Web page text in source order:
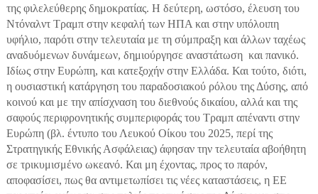
της φιλελεύθερης δημοκρατίας. Η δεύτερη, ωστόσο, έλευση του
Ντόναλντ Τραμπ στην κεφαλή των ΗΠΑ και στην υπόλοιπη
υφήλιο, παρότι στην τελευταία με τη σύμπραξη και άλλων ταχέως
αναδυόμενων δυνάμεων, δημιούργησε αναστάτωση και πανικό.
Ιδίως στην Ευρώπη, και κατεξοχήν στην Ελλάδα. Και τούτο, διότι,
η ουσιαστική κατάργηση του παραδοσιακού ρόλου της Δύσης, από
κοινού και με την απίσχναση του διεθνούς δικαίου, αλλά και της
σαφούς περιφρονητικής συμπεριφοράς του Τραμπ απέναντι στην
Ευρώπη (βλ. έντυπο του Λευκού Οίκου του 2025, περί της
Στρατηγικής Εθνικής Ασφάλειας) άφησαν την τελευταία αβοήθητη
σε τρικυμισμένο ωκεανό. Και μη έχοντας, προς το παρόν,
αποφασίσει, πως θα αντιμετωπίσει τις νέες καταστάσεις, η ΕΕ